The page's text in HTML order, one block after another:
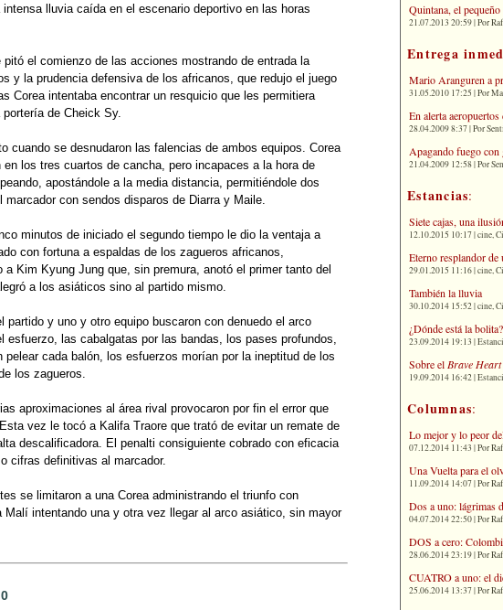
intensa lluvia caída en el escenario deportivo en las horas
el comienzo de las acciones mostrando de entrada la
y la prudencia defensiva de los africanos, que redujo el juego
Corea intentaba encontrar un resquicio que les permitiera
de Cheick Sy.
cuando se desnudaron las falencias de ambos equipos. Corea
en los tres cuartos de cancha, pero incapaces a la hora de
apostándole a la media distancia, permitiéndole dos
marcador con sendos disparos de Diarra y Maile.
minutos de iniciado el segundo tiempo le dio la ventaja a
con fortuna a espaldas de los zagueros africanos,
a Kim Kyung Jung que, sin premura, anotó el primer tanto del
a los asiáticos sino al partido mismo.
partido y uno y otro equipo buscaron con denuedo el arco
esfuerzo, las cabalgatas por las bandas, los pases profundos,
pelear cada balón, los esfuerzos morían por la ineptitud de los
los zagueros.
aproximaciones al área rival provocaron por fin el error que
vez le tocó a Kalifa Traore que trató de evitar un remate de
descalificadora. El penalti consiguiente cobrado con eficacia
cifras definitivas al marcador.
se limitaron a una Corea administrando el triunfo con
intentando una y otra vez llegar al arco asiático, sin mayor
Quintana, el
21.07.2013 20:59 | Por
Entrega
Mario Aranguren a
31.05.2010 17:25 | Por
En alerta
28.04.2009 8:37 | Por
Apagando fuego con
21.04.2009 12:58 | Por
Estancias:
Siete cajas, una
12.10.2015 10:17 | cine,
Eterno resplandor de
29.01.2015 11:16 | cine,
También la lluvia
30.10.2014 15:52 | cine,
¿Dónde está la bolita?
23.09.2014 19:13 |
Sobre el Brave Heart
19.09.2014 16:42 |
Columnas:
Lo mejor y lo peor
07.12.2014 11:43 | Por
Una Vuelta para el
11.09.2014 14:07 | Por
Dos a uno: lágrimas
04.07.2014 22:50 | Por
DOS a cero:
28.06.2014 23:19 | Por
CUATRO a uno: el
25.06.2014 13:37 | Por